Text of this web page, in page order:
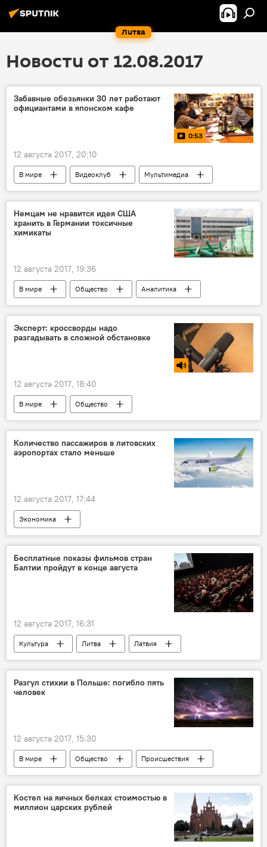
Литва
Новости от 12.08.2017
Забавные обезьянки 30 лет работают
официантами в японском кафе
0:53
12 августа 2017, 20:10
В мире Видеоклуб
Мультимедиа
Общество
Япония
обезьяна
Немцам не нравится идея США
хранить в Германии токсичные
химикаты
12 августа 2017, 19:36
В мире Общество
Аналитика
США
Германия
Урсула фон дер Ляйен
склад США для хранения токсичных веществ в Германии
Эксперт: кроссворды надо
разгадывать в сложной обстановке
12 августа 2017, 18:40
В мире
Общество
Александр Каплан
память
внимание
кроссворд задачи
Количество пассажиров в литовских
аэропортах стало меньше
12 августа 2017, 17:44
Экономика
Под крылом самолета: аэропорты Литвы
Гедиминас Альмантас
Каунасский аэропорт
пассажиропоток
маршруты
Бесплатные показы фильмов стран
Балтии пройдут в конце августа
12 августа 2017, 16:31
Культура Литва
Латвия
Эстония
Литовский центр кино
Baltijos kino dienos
Дни балтийского кино
бесплатные показы
Разгул стихии в Польше: погибло пять
человек
12 августа 2017, 15:30
В мире Общество
Происшествия
Цифра дня
Польша
буря
непогода
Костел на яичных белках стоимостью в
миллион царских рублей